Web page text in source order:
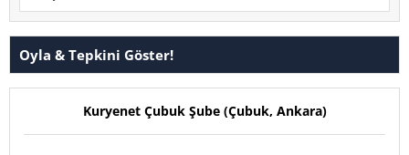
Oyla & Tepkini Göster!
Kuryenet Çubuk Şube (Çubuk, Ankara)